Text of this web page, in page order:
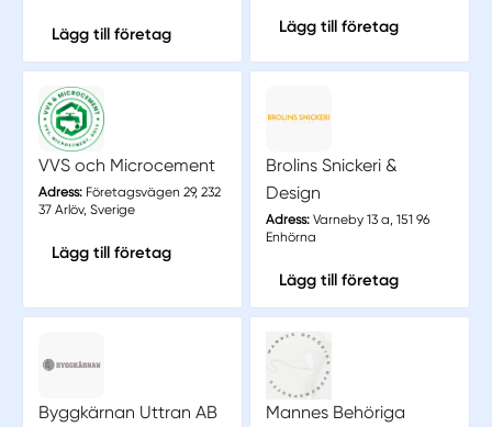
Lägg till företag Lägg till företag
VVS och Microcement
Adress:Företagsvägen 29, 232
37 Arlöv, Sverige
Lägg till företag
Brolins Snickeri &
Design
Adress:Varneby 13 a, 151 96
Enhörna
Lägg till företag
Byggkärnan Uttran AB
Mannes Behöriga